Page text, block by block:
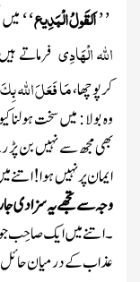
’’اَلقَولُ الْبَدِیع‘‘
اللہ الْھَادِی فرماتے
کرپوچھا،مَا فَعَلَ اللہ بِکَ
وہ بولا : میں سخت
بھی مجھ سے نہیں بن پڑ
ایمان پر نہیں ہوا ! اتنے
وجہ سے تجھے یہ سزا دی
۔ اتنے میں ایک صاحِب
عذاب کے درمیان حائل